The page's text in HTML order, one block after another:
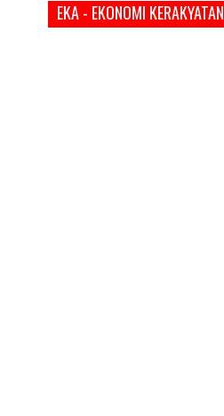
EKA - EKONOMI KERAKYATAN